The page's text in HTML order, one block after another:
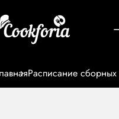
Расписание сборных